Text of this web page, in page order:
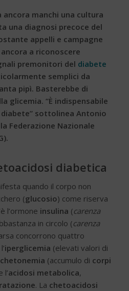
ancora manchi una cultura
una diagnosi precoce del
appelli e campagne
a riconoscere
premonitori del diabete
semplici da
pipì. Basterebbe di
glicemia. “È indispensabile
sottolinea Antonio
Federazione Nazionale
diabetica
quando il corpo non
(glucosio) come riserva
l’ormone insulina (carenza
in circolo (carenza
concorrono quattro
iperglicemia (elevati valori di
chetonemia (accumulo di corpi
l’acidosi metabolica,
. La chetoacidosi